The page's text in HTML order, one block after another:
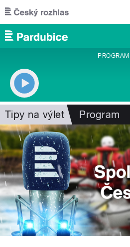
Přejít k hlavnímu obsahu
PROGRAM
Tipy na výlet Program